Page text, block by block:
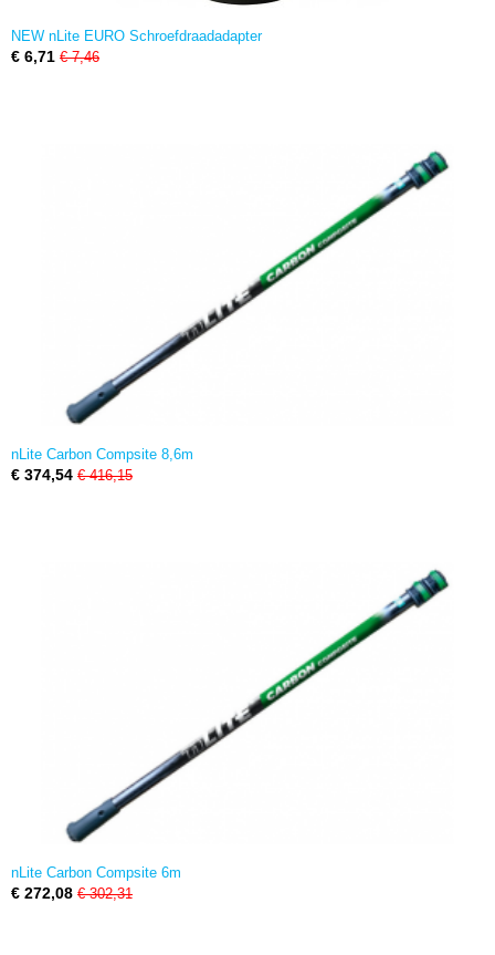
NEW nLite EURO Schroefdraadadapter
€ 6,71 € 7,46
nLite Carbon Compsite 8,6m
€ 374,54 € 416,15
nLite Carbon Compsite 6m
€ 272,08 € 302,31